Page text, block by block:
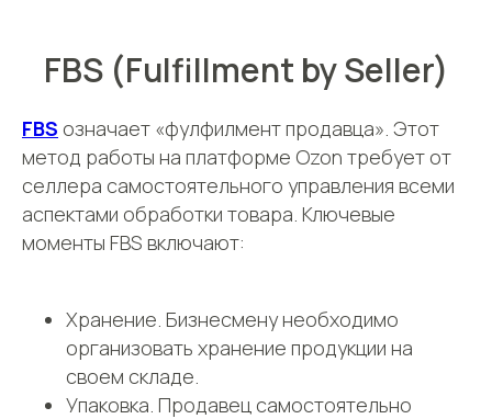
FBS (Fulfillment by Seller)
FBS означает «фулфилмент продавца». Этот
метод работы на платформе Ozon требует от
селлера самостоятельного управления всеми
аспектами обработки товара. Ключевые
моменты FBS включают:
Хранение. Бизнесмену необходимо
организовать хранение продукции на
своем складе.
Упаковка. Продавец самостоятельно